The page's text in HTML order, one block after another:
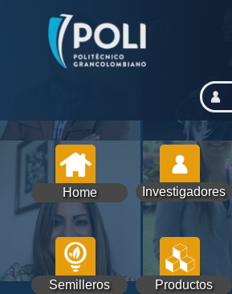
Home Investigadores
Semilleros Productos